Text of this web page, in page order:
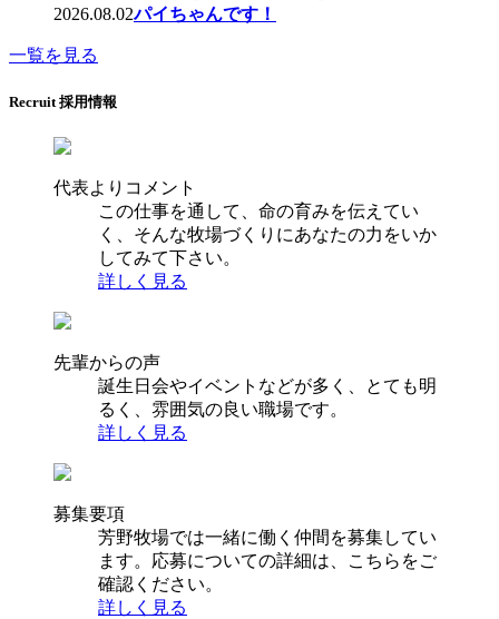
2026.08.02パイちゃんです！
一覧を見る
Recruit 採用情報
代表よりコメント
この仕事を通して、命の育みを伝えてい
く、そんな牧場づくりにあなたの力をいか
してみて下さい。
詳しく見る
先輩からの声
誕生日会やイベントなどが多く、とても明
るく、雰囲気の良い職場です。
詳しく見る
募集要項
芳野牧場では一緒に働く仲間を募集してい
ます。応募についての詳細は、こちらをご
確認ください。
詳しく見る